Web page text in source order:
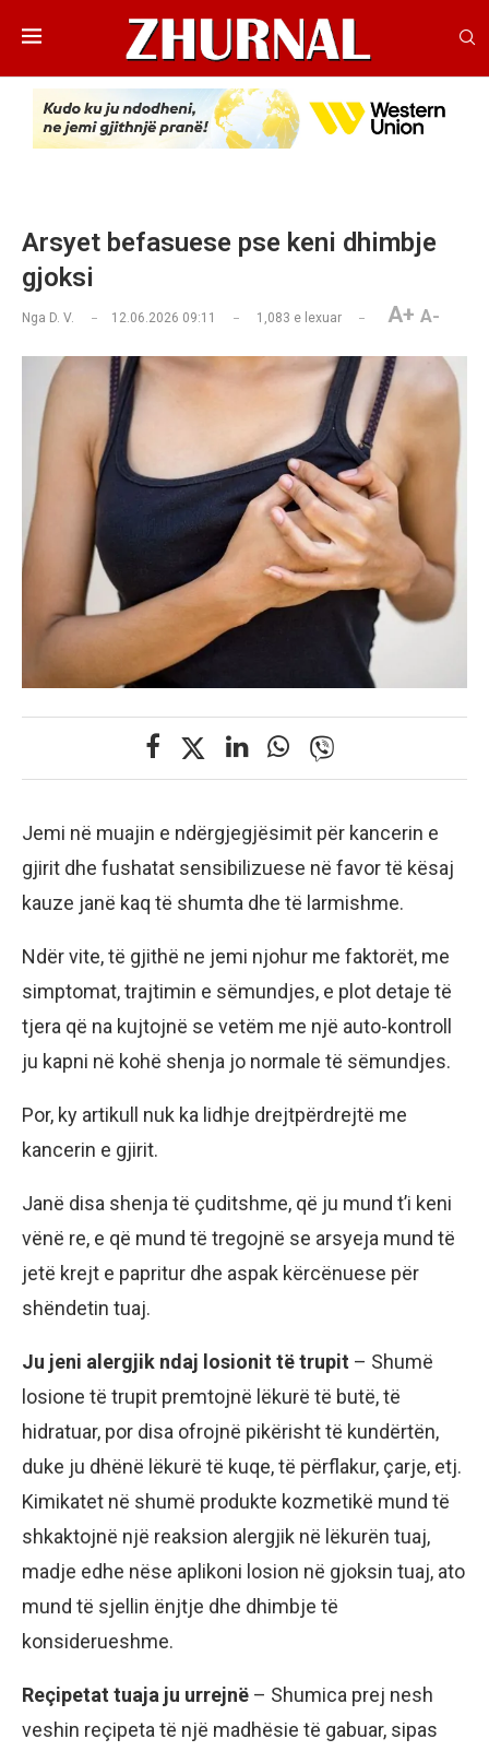
Arsyet befasuese pse keni dhimbje
gjoksi
Nga D. V. 12.06.2026 09:11 1,083 e lexuar A+ A-
Jemi në muajin e ndërgjegjësimit për kancerin e
gjirit dhe fushatat sensibilizuese në favor të kësaj
kauze janë kaq të shumta dhe të larmishme.
Ndër vite, të gjithë ne jemi njohur me faktorët, me
simptomat, trajtimin e sëmundjes, e plot detaje të
tjera që na kujtojnë se vetëm me një auto-kontroll
ju kapni në kohë shenja jo normale të sëmundjes.
Por, ky artikull nuk ka lidhje drejtpërdrejtë me
kancerin e gjirit.
Janë disa shenja të çuditshme, që ju mund t’i keni
vënë re, e që mund të tregojnë se arsyeja mund të
jetë krejt e papritur dhe aspak kërcënuese për
shëndetin tuaj.
Ju jeni alergjik ndaj losionit të trupit – Shumë
losione të trupit premtojnë lëkurë të butë, të
hidratuar, por disa ofrojnë pikërisht të kundërtën,
duke ju dhënë lëkurë të kuqe, të përflakur, çarje, etj.
Kimikatet në shumë produkte kozmetikë mund të
shkaktojnë një reaksion alergjik në lëkurën tuaj,
madje edhe nëse aplikoni losion në gjoksin tuaj, ato
mund të sjellin ënjtje dhe dhimbje të
konsiderueshme.
Reçipetat tuaja ju urrejnë – Shumica prej nesh
veshin reçipeta të një madhësie të gabuar, sipas